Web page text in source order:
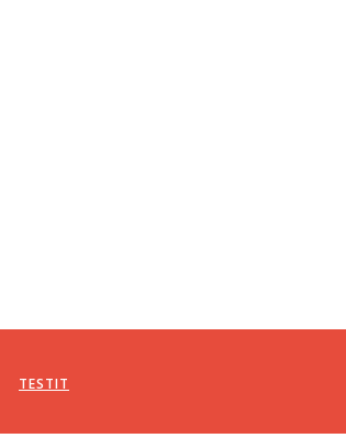
TESTIT